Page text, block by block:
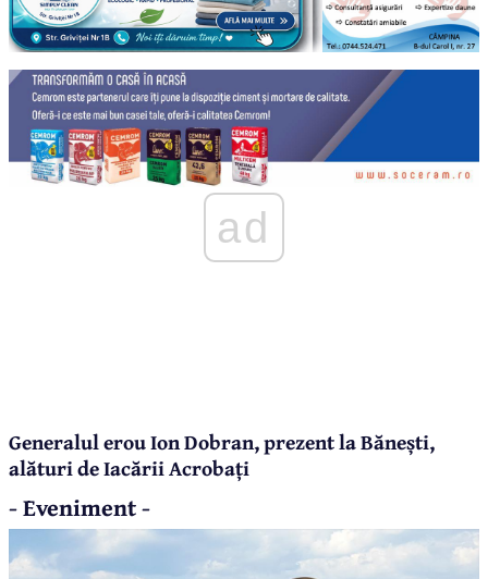
ad
Generalul erou Ion Dobran, prezent la Bănești,
alături de Iacării Acrobați
- Eveniment -